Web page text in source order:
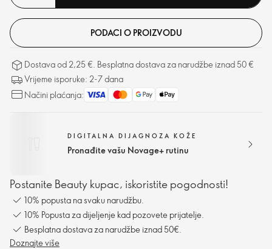
PODACI O PROIZVODU
Dostava od 2,25 €. Besplatna dostava za narudžbe iznad 50 €
Vrijeme isporuke: 2-7 dana
Načini plaćanja:
DIGITALNA DIJAGNOZA KOŽE
Pronađite vašu Novage+ rutinu
Postanite Beauty kupac, iskoristite pogodnosti!
10% popusta na svaku narudžbu.
10% Popusta za dijeljenje kad pozovete prijatelje.
Besplatna dostava za narudžbe iznad 50€.
Doznajte više